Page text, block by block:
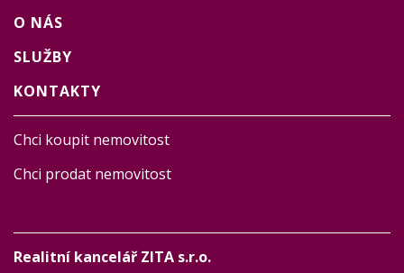
O NÁS
SLUŽBY
KONTAKTY
Chci koupit nemovitost
Chci prodat nemovitost
Realitní kancelář ZITA s.r.o.